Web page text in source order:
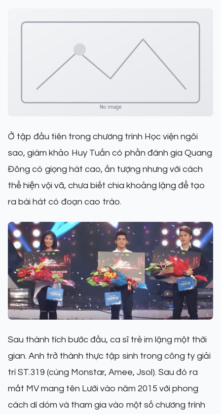
Ở tập đầu tiên trong chương trình Học viện ngôi
sao, giám khảo Huy Tuấn có phần đánh gia Quang
Đông có giọng hát cao, ấn tượng nhưng với cách
thể hiện vội vã, chưa biết chia khoảng lặng để tạo
ra bài hát có đoạn cao trào.
Sau thành tích bước đầu, ca sĩ trẻ im lặng một thời
gian. Anh trở thành thực tập sinh trong công ty giải
trí ST.319 (cùng Monstar, Amee, Jsol). Sau đó ra
mắt MV mang tên Lười vào năm 2015 với phong
cách dí dóm và tham gia vào một số chương trình